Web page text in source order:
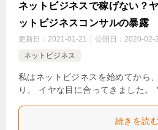
ネットビジネスで稼げない？
ットビジネスコンサルの暴露
更新日： 2021-01-21 公開日： 2020-02-
ネットビジネス
私はネットビジネスを始めてから
り、 イヤな目に合ってきました
続きを読